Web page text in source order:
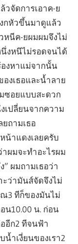
วจัดการเอาค-ย
กหัวขึ้นมาดูแล้ว
หนีค-ยผมผมจึงไม่
งหนึไม่รอดจนได้
งหาแม่จากนั้น
งเธอและน้ำลาย
ซอยแบบสะดวก
เปลี่ยนจากความ
ถามเธอ
น้าแดงเลยครับ
าผมจะทำอะไรผม
” ผมถามเธอว่า
ะว่ามันส์จัดจึงไม่
3 ทีก็ของมันไม่
น10.00 น. ก่อน
อีก2 ทีจนฟ้า
ำเงี่ยนของเรา2